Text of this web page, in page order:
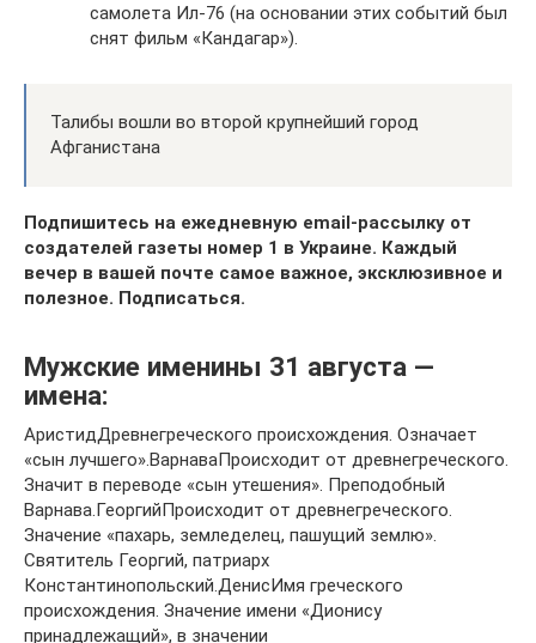
самолета Ил-76 (на основании этих событий был
снят фильм «Кандагар»).
Талибы вошли во второй крупнейший город
Афганистана
Подпишитесь на ежедневную еmail-рассылку от
создателей газеты номер 1 в Украине. Каждый
вечер в вашей почте самое важное, эксклюзивное и
полезное. Подписаться.
Мужские именины 31 августа —
имена:
АристидДревнегреческого происхождения. Означает
«сын лучшего».ВарнаваПроисходит от древнегреческого.
Значит в переводе «сын утешения». Преподобный
Варнава.ГеоргийПроисходит от древнегреческого.
Значение «пахарь, земледелец, пашущий землю».
Святитель Георгий, патриарх
Константинопольский.ДенисИмя греческого
происхождения. Значение имени «Дионису
принадлежащий», в значении